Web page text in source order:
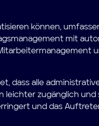
können,
mit
dass alle
leichter zugänglich und
und das